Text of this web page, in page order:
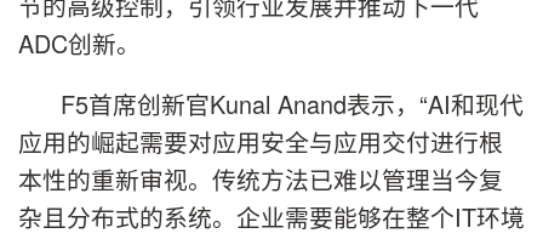
ADC创新。
F5首席创新官Kunal Anand表示，“AI和现代
应用的崛起需要对应用安全与应用交付进行根
本性的重新审视。传统方法已难以管理当今复
杂且分布式的系统。企业需要能够在整个IT环境